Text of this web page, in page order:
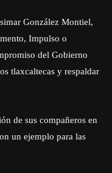
González Montiel,
Impulso o
del Gobierno
tlaxcaltecas y respaldar
de sus compañeros en
un ejemplo para las